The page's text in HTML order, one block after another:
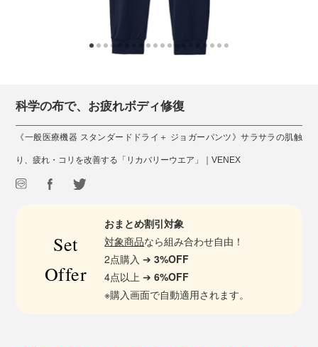
科学の布で、お疲れボディ修復
《一般医療機器 スタンダードドライ＋ ジョガーパンツ》サラサラの肌触
り、疲れ・コリを改善する「リカバリーウエア」｜VENEX
Set
Offer
おまとめ割引対象
対象商品なら組み合わせ自由！
2点購入 ➔3%OFF
4点以上 ➔6%OFF
※購入画面で自動適用されます。